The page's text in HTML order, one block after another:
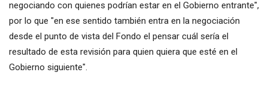
negociando con quienes podrían estar en el Gobierno entrante",
por lo que "en ese sentido también entra en la negociación
desde el punto de vista del Fondo el pensar cuál sería el
resultado de esta revisión para quien quiera que esté en el
Gobierno siguiente".